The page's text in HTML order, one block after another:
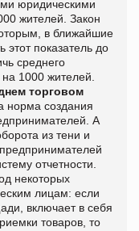
юридическими
жителей. Закон
в ближайшие
этот показатель до
среднего
1000 жителей.
торговом
норма создания
А
из тени и
отчетности.
некоторых
лицам: если
включает в себя
товаров, то